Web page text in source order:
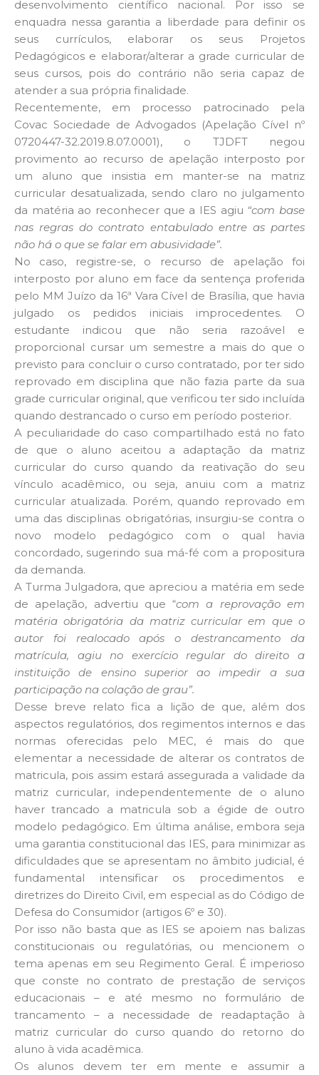
desenvolvimento científico nacional. Por isso se
enquadra nessa garantia a liberdade para definir os
seus currículos, elaborar os seus Projetos
Pedagógicos e elaborar/alterar a grade curricular de
seus cursos, pois do contrário não seria capaz de
atender a sua própria finalidade.
Recentemente, em processo patrocinado pela
Covac Sociedade de Advogados (Apelação Cível nº
0720447-32.2019.8.07.0001), o TJDFT negou
provimento ao recurso de apelação interposto por
um aluno que insistia em manter-se na matriz
curricular desatualizada, sendo claro no julgamento
da matéria ao reconhecer que a IES agiu “com base
nas regras do contrato entabulado entre as partes
não há o que se falar em abusividade”.
No caso, registre-se, o recurso de apelação foi
interposto por aluno em face da sentença proferida
pelo MM Juízo da 16ª Vara Cível de Brasília, que havia
julgado os pedidos iniciais improcedentes. O
estudante indicou que não seria razoável e
proporcional cursar um semestre a mais do que o
previsto para concluir o curso contratado, por ter sido
reprovado em disciplina que não fazia parte da sua
grade curricular original, que verificou ter sido incluída
quando destrancado o curso em período posterior.
A peculiaridade do caso compartilhado está no fato
de que o aluno aceitou a adaptação da matriz
curricular do curso quando da reativação do seu
vínculo acadêmico, ou seja, anuiu com a matriz
curricular atualizada. Porém, quando reprovado em
uma das disciplinas obrigatórias, insurgiu-se contra o
novo modelo pedagógico com o qual havia
concordado, sugerindo sua má-fé com a propositura
da demanda.
A Turma Julgadora, que apreciou a matéria em sede
de apelação, advertiu que “com a reprovação em
matéria obrigatória da matriz curricular em que o
autor foi realocado após o destrancamento da
matrícula, agiu no exercício regular do direito a
instituição de ensino superior ao impedir a sua
participação na colação de grau”.
Desse breve relato fica a lição de que, além dos
aspectos regulatórios, dos regimentos internos e das
normas oferecidas pelo MEC, é mais do que
elementar a necessidade de alterar os contratos de
matricula, pois assim estará assegurada a validade da
matriz curricular, independentemente de o aluno
haver trancado a matricula sob a égide de outro
modelo pedagógico. Em última análise, embora seja
uma garantia constitucional das IES, para minimizar as
dificuldades que se apresentam no âmbito judicial, é
fundamental intensificar os procedimentos e
diretrizes do Direito Civil, em especial as do Código de
Defesa do Consumidor (artigos 6º e 30).
Por isso não basta que as IES se apoiem nas balizas
constitucionais ou regulatórias, ou mencionem o
tema apenas em seu Regimento Geral. É imperioso
que conste no contrato de prestação de serviços
educacionais – e até mesmo no formulário de
trancamento – a necessidade de readaptação à
matriz curricular do curso quando do retorno do
aluno à vida acadêmica.
Os alunos devem ter em mente e assumir a